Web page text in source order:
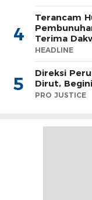
4
Terancam
Terima
HEADLINE
5
Direksi
Dirut,
PRO JUSTICE